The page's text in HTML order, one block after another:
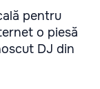
pentru
o piesă
DJ din